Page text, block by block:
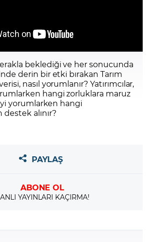
beklediği ve her sonucunda
derin bir etki bırakan Tarım
nasıl yorumlanır? Yatırımcılar,
hangi zorluklara maruz
yorumlarken hangi
alınır?
PAYLAŞ
ABONE OL
YAYINLARI KAÇIRMA!